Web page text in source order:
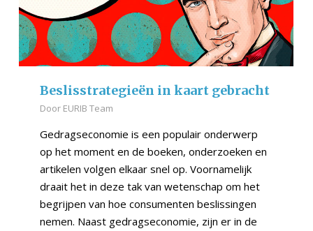
Beslisstrategieën in kaart gebracht
Door EURIB Team
Gedragseconomie is een populair onderwerp
op het moment en de boeken, onderzoeken en
artikelen volgen elkaar snel op. Voornamelijk
draait het in deze tak van wetenschap om het
begrijpen van hoe consumenten beslissingen
nemen. Naast gedragseconomie, zijn er in de